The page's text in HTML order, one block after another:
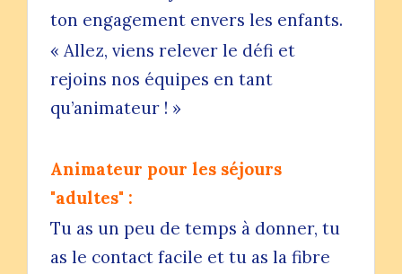
ton engagement envers les enfants.
« Allez, viens relever le défi et
rejoins nos équipes en tant
qu’animateur ! »
Animateur pour les séjours
"adultes" :
Tu as un peu de temps à donner, tu
as le contact facile et tu as la fibre